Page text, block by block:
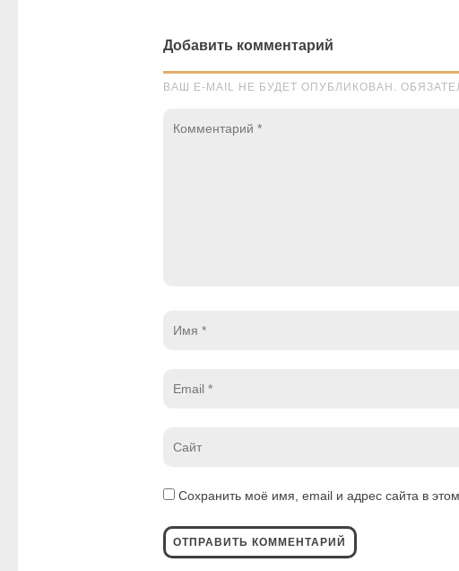
Добавить комментарий
ВАШ E-MAIL НЕ БУДЕТ ОПУБЛИКОВАН.
Сохранить моё имя, email и адрес сайта в